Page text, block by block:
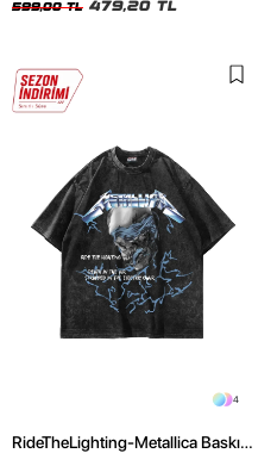
599,00 TL 479,20 TL
4
RideTheLighting-Metallica Baskılı